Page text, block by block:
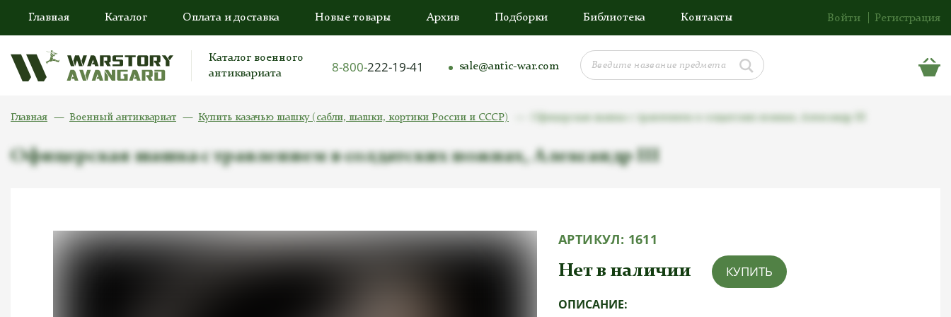
Главная Каталог Оплата и доставка Новые товары Архив Подборки Библиотека Контакты Войти Регистрация
Каталог военного
антиквариата
8-800-222-19-41 sale@antic-war.com
Главная Военный антиквариат Купить казачью шашку (сабли, шашки, кортики России и СССР)
Офицерская шашка с травлением в солдатских ножнах, Александр III
АРТИКУЛ: 1611
Нет в наличии КУПИТЬ
ОПИСАНИЕ: